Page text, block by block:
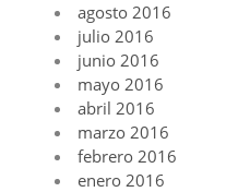
agosto 2016
julio 2016
junio 2016
mayo 2016
abril 2016
marzo 2016
febrero 2016
enero 2016